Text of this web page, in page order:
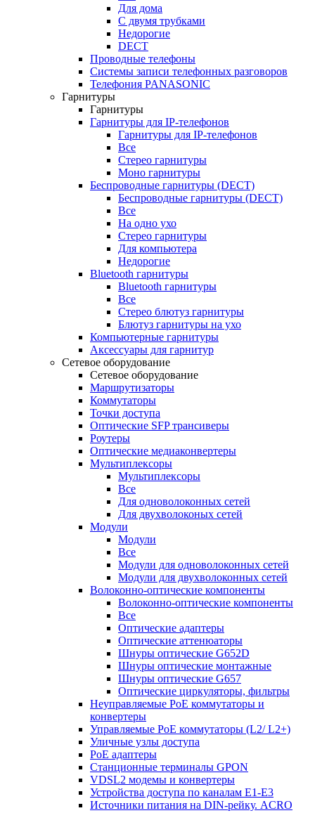
Для дома
С двумя трубками
Недорогие
DECT
Проводные телефоны
Системы записи телефонных разговоров
Телефония PANASONIC
Гарнитуры
Гарнитуры
Гарнитуры для IP-телефонов
Гарнитуры для IP-телефонов
Все
Стерео гарнитуры
Моно гарнитуры
Беспроводные гарнитуры (DECT)
Беспроводные гарнитуры (DECT)
Все
На одно ухо
Стерео гарнитуры
Для компьютера
Недорогие
Bluetooth гарнитуры
Bluetooth гарнитуры
Все
Стерео блютуз гарнитуры
Блютуз гарнитуры на ухо
Компьютерные гарнитуры
Аксессуары для гарнитур
Сетевое оборудование
Сетевое оборудование
Маршрутизаторы
Коммутаторы
Точки доступа
Оптические SFP трансиверы
Роутеры
Оптические медиаконвертеры
Мультиплексоры
Мультиплексоры
Все
Для одноволоконных сетей
Для двухволоконых сетей
Модули
Модули
Все
Модули для одноволоконных сетей
Модули для двухволоконных сетей
Волоконно-оптические компоненты
Волоконно-оптические компоненты
Все
Оптические адаптеры
Оптические аттенюаторы
Шнуры оптические G652D
Шнуры оптические монтажные
Шнуры оптические G657
Оптические циркуляторы, фильтры
Неуправляемые PoE коммутаторы и
конвертеры
Управляемые PoE коммутаторы (L2/ L2+)
Уличные узлы доступа
PoE адаптеры
Станционные терминалы GPON
VDSL2 модемы и конвертеры
Устройства доступа по каналам E1-E3
Источники питания на DIN-рейку. ACRO